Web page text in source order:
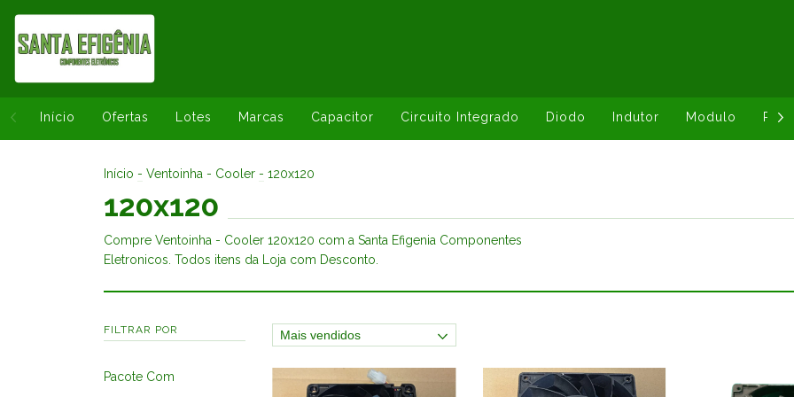
Início Ofertas Lotes Marcas Capacitor Circuito Integrado Diodo Indutor Modulo
Início - Ventoinha - Cooler - 120x120
120x120
Compre Ventoinha - Cooler 120x120 com a Santa Efigenia Componentes
Eletronicos. Todos itens da Loja com Desconto.
FILTRAR POR
Pacote Com